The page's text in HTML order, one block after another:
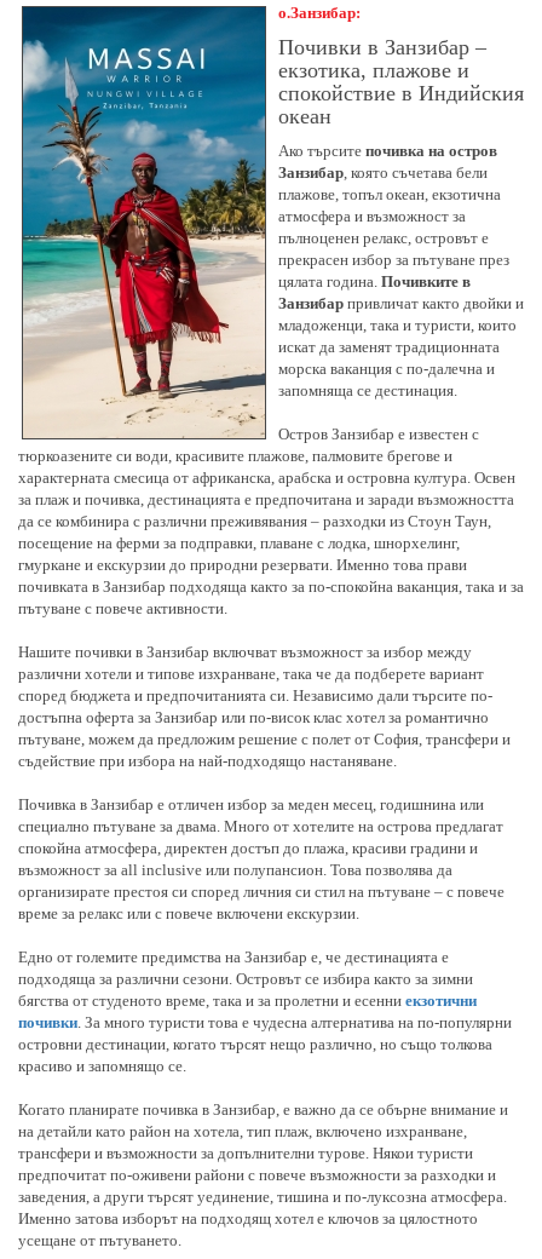
о.Занзибар:
Почивки в Занзибар –
екзотика, плажове и
спокойствие в Индийския
океан
Ако търсите почивка на остров
Занзибар , която съчетава бели
плажове, топъл океан, екзотична
атмосфера и възможност за
пълноценен релакс, островът е
прекрасен избор за пътуване през
цялата година. Почивките в
Занзибар привличат както двойки и
младоженци, така и туристи, които
искат да заменят традиционната
морска ваканция с по-далечна и
запомняща се дестинация.
Остров Занзибар е известен с
тюркоазените си води, красивите плажове, палмовите брегове и
характерната смесица от африканска, арабска и островна култура. Освен
за плаж и почивка, дестинацията е предпочитана и заради възможността
да се комбинира с различни преживявания – разходки из Стоун Таун,
посещение на ферми за подправки, плаване с лодка, шнорхелинг,
гмуркане и екскурзии до природни резервати. Именно това прави
почивката в Занзибар подходяща както за по-спокойна ваканция, така и за
пътуване с повече активности.
Нашите почивки в Занзибар включват възможност за избор между
различни хотели и типове изхранване, така че да подберете вариант
според бюджета и предпочитанията си. Независимо дали търсите по-
достъпна оферта за Занзибар или по-висок клас хотел за романтично
пътуване, можем да предложим решение с полет от София, трансфери и
съдействие при избора на най-подходящо настаняване.
Почивка в Занзибар е отличен избор за меден месец, годишнина или
специално пътуване за двама. Много от хотелите на острова предлагат
спокойна атмосфера, директен достъп до плажа, красиви градини и
възможност за all inclusive или полупансион. Това позволява да
организирате престоя си според личния си стил на пътуване – с повече
време за релакс или с повече включени екскурзии.
Едно от големите предимства на Занзибар е, че дестинацията е
подходяща за различни сезони. Островът се избира както за зимни
бягства от студеното време, така и за пролетни и есенни екзотични
почивки . За много туристи това е чудесна алтернатива на по-популярни
островни дестинации, когато търсят нещо различно, но също толкова
красиво и запомнящо се.
Когато планирате почивка в Занзибар, е важно да се обърне внимание и
на детайли като район на хотела, тип плаж, включено изхранване,
трансфери и възможности за допълнителни турове. Някои туристи
предпочитат по-оживени райони с повече възможности за разходки и
заведения, а други търсят уединение, тишина и по-луксозна атмосфера.
Именно затова изборът на подходящ хотел е ключов за цялостното
усещане от пътуването.